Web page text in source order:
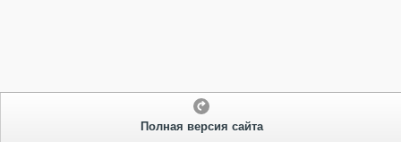
Полная версия сайта